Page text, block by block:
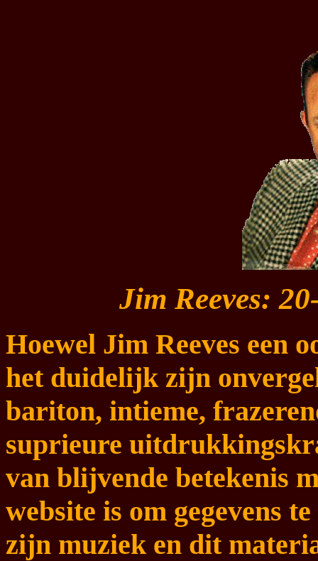
Jim Reeves:
Hoewel Jim Reeves een
het duidelijk zijn
bariton, intieme,
suprieure
van blijvende betekenis
website is om gegevens
zijn muziek en dit